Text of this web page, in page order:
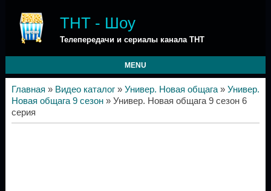
ТНТ - Шоу
Телепередачи и сериалы канала ТНТ
MENU
Главная » Видео каталог» Универ. Новая общага» Универ.
Новая общага 9 сезон» Универ. Новая общага 9 сезон 6
серия